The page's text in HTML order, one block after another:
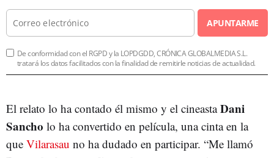
APUNTARME
De conformidad con el RGPD y la LOPDGDD, CRÓNICA GLOBALMEDIA S.L.
tratará los datos facilitados con la finalidad de remitirle noticias de actualidad.
El relato lo ha contado él mismo y el cineastaDani
Sancho lo ha convertido en película, una cinta en la
que Vilarasau no ha dudado en participar. “Me llamó